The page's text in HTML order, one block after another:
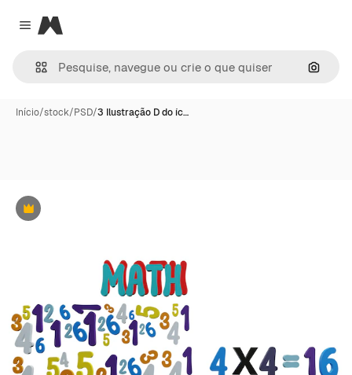
Close menu
Magnific
Início/stock/PSD/3 Ilustração D do íc…
Premium